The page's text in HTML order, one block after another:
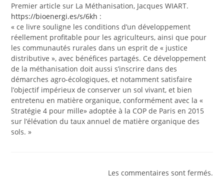
Premier article sur La Méthanisation, Jacques WIART.
https://bioenergi.es/s/6kh :
« ce livre souligne les conditions d’un développement
réellement profitable pour les agriculteurs, ainsi que pour
les communautés rurales dans un esprit de « justice
distributive », avec bénéfices partagés. Ce développement
de la méthanisation doit aussi s’inscrire dans des
démarches agro-écologiques, et notamment satisfaire
l’objectif impérieux de conserver un sol vivant, et bien
entretenu en matière organique, conformément avec la «
Stratégie 4 pour mille» adoptée à la COP de Paris en 2015
sur l’élévation du taux annuel de matière organique des
sols. »
Les commentaires sont fermés.